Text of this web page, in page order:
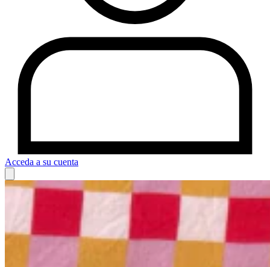
Acceda a su cuenta